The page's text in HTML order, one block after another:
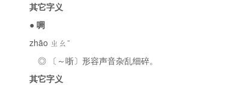
其它字义
●啁
zhāo ㄓㄠˉ
◎ 〔～哳〕形容声音杂乱细碎。
其它字义